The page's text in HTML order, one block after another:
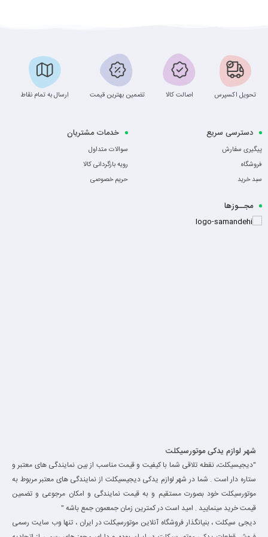
تحویل اکسپرس اصالت کالا تضمین بهترین قیمت ارسال به تمام نقاط
دسترسی سریع
پیگیری سفارش
فروشگاه
سبد خرید
خدمات مشتریان
سوالات متداول
رویه بازگردانی کالا
حریم خصوصی
مجــوزها
شهر لوازم یدکی موتورسیکلت
"دیجیسیکلت، نقطه تلاقی شما با کیفیت و قیمت مناسب از بین نمایندگی های معتبر و
ستاره دار است . شما در شهر لوازم یدکی دیجیسیکلت از نمایندگی های معتبر مربوط به
موتورسیکلت خود بصورت مستقیم و به قیمت نمایندگی و امکان مرجوعی و تضمین
قیمت خرید مینمایید . امید است در کمترین زمان جمعمون جمع باشه "
دیجی سیکلت ، بنیانگذار فروشگاه آنلاین موتورسیکلت در ایران ، تنها وب سایت رسمی